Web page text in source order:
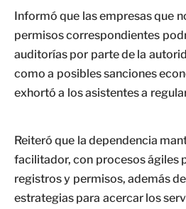
Informó que las empresas que
permisos correspondientes
auditorías por parte de la
como a posibles sanciones
exhortó a los asistentes a
Reiteró que la dependencia
facilitador, con procesos ágiles
registros y permisos, además
estrategias para acercar los